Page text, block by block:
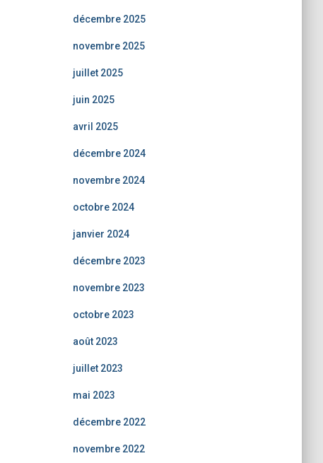
décembre 2025
novembre 2025
juillet 2025
juin 2025
avril 2025
décembre 2024
novembre 2024
octobre 2024
janvier 2024
décembre 2023
novembre 2023
octobre 2023
août 2023
juillet 2023
mai 2023
décembre 2022
novembre 2022